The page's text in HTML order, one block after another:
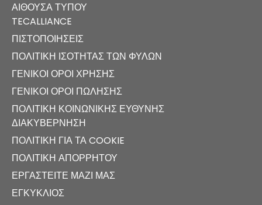
ΑΊΘΟΥΣΑ ΤΎΠΟΥ
TECALLIANCE
ΠΙΣΤΟΠΟΙΉΣΕΙΣ
ΠΟΛΙΤΙΚΉ ΙΣΌΤΗΤΑΣ ΤΩΝ ΦΎΛΩΝ
ΓΕΝΙΚΟΊ ΌΡΟΙ ΧΡΉΣΗΣ
ΓΕΝΙΚΟΊ ΌΡΟΙ ΠΏΛΗΣΗΣ
ΠΟΛΙΤΙΚΉ ΚΟΙΝΩΝΙΚΉΣ ΕΥΘΎΝΗΣ
ΔΙΑΚΥΒΈΡΝΗΣΗ
ΠΟΛΙΤΙΚΉ ΓΙΑ ΤΑ COOKIE
ΠΟΛΙΤΙΚΉ ΑΠΟΡΡΉΤΟΥ
ΕΡΓΑΣΤΕΊΤΕ ΜΑΖΊ ΜΑΣ
ΕΓΚΎΚΛΙΟΣ